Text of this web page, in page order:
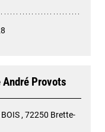
Provots
BOIS , 72250 Brette-